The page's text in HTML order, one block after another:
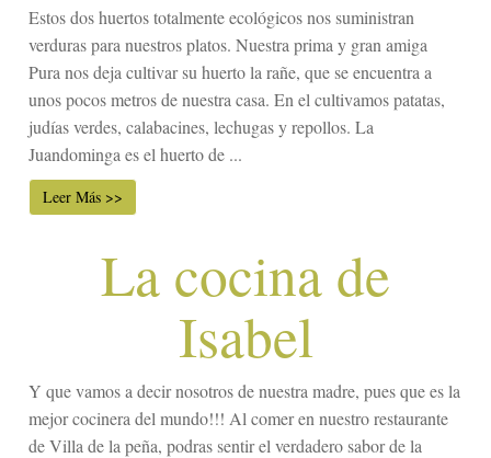
Estos dos huertos totalmente ecológicos nos suministran
verduras para nuestros platos. Nuestra prima y gran amiga
Pura nos deja cultivar su huerto la rañe, que se encuentra a
unos pocos metros de nuestra casa. En el cultivamos patatas,
judías verdes, calabacines, lechugas y repollos. La
Juandominga es el huerto de ...
Leer Más >>
La cocina de
Isabel
Y que vamos a decir nosotros de nuestra madre, pues que es la
mejor cocinera del mundo!!! Al comer en nuestro restaurante
de Villa de la peña, podras sentir el verdadero sabor de la